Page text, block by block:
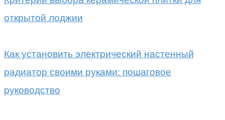
открытой лоджии
Как установить электрический настенный
радиатор своими руками: пошаговое
руководство